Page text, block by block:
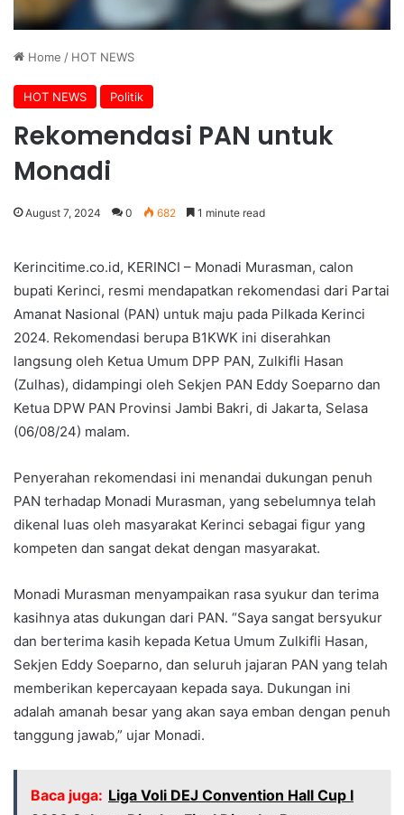
Home / HOT NEWS
HOT NEWS Politik
Rekomendasi PAN untuk
Monadi
August 7, 2024 0 682 1 minute read
Kerincitime.co.id, KERINCI – Monadi Murasman, calon
bupati Kerinci, resmi mendapatkan rekomendasi dari Partai
Amanat Nasional (PAN) untuk maju pada Pilkada Kerinci
2024. Rekomendasi berupa B1KWK ini diserahkan
langsung oleh Ketua Umum DPP PAN, Zulkifli Hasan
(Zulhas), didampingi oleh Sekjen PAN Eddy Soeparno dan
Ketua DPW PAN Provinsi Jambi Bakri, di Jakarta, Selasa
(06/08/24) malam.
Penyerahan rekomendasi ini menandai dukungan penuh
PAN terhadap Monadi Murasman, yang sebelumnya telah
dikenal luas oleh masyarakat Kerinci sebagai figur yang
kompeten dan sangat dekat dengan masyarakat.
Monadi Murasman menyampaikan rasa syukur dan terima
kasihnya atas dukungan dari PAN. “Saya sangat bersyukur
dan berterima kasih kepada Ketua Umum Zulkifli Hasan,
Sekjen Eddy Soeparno, dan seluruh jajaran PAN yang telah
memberikan kepercayaan kepada saya. Dukungan ini
adalah amanah besar yang akan saya emban dengan penuh
tanggung jawab,” ujar Monadi.
Baca juga: Liga Voli DEJ Convention Hall Cup I